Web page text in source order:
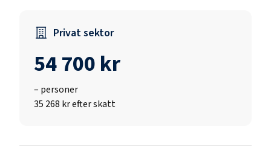
Privat sektor
54 700 kr
– personer
35 268 kr efter skatt